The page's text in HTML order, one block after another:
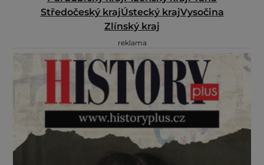
Středočeský krajÚstecký krajVysočina
Zlínský kraj
reklama